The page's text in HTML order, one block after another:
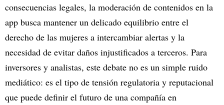
consecuencias legales, la moderación de contenidos en la
app busca mantener un delicado equilibrio entre el
derecho de las mujeres a intercambiar alertas y la
necesidad de evitar daños injustificados a terceros. Para
inversores y analistas, este debate no es un simple ruido
mediático: es el tipo de tensión regulatoria y reputacional
que puede definir el futuro de una compañía en